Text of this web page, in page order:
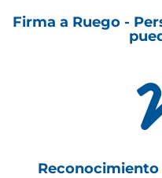
Firma a Ruego -